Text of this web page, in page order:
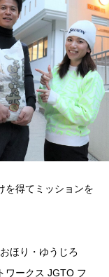
を得てミッションを
ほり・ゆうじろ
ワークス JGTO フ